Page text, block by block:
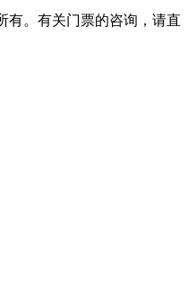
有。有关门票的咨询，请直